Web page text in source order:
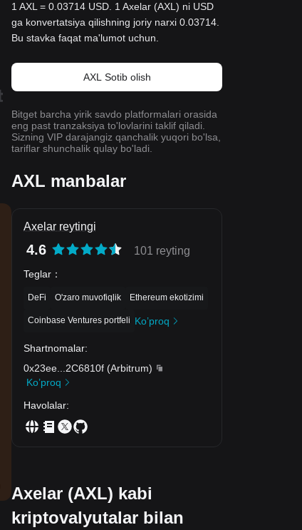
1 AXL = 0.03714 USD. 1 Axelar (AXL) ni USD
ga konvertatsiya qilishning joriy narxi 0.03714.
Bu stavka faqat ma'lumot uchun.
AXL Sotib olish
Bitget barcha yirik savdo platformalari orasida
eng past tranzaksiya to'lovlarini taklif qiladi.
Sizning VIP darajangiz qanchalik yuqori bo'lsa,
tariflar shunchalik qulay bo'ladi.
AXL manbalar
Axelar reytingi
4.6 101 reyting
Teglar ：
DeFi O'zaro muvofiqlik Ethereum ekotizimi
Coinbase Ventures portfeli Ko’proq
Shartnomalar:
0x23ee
2C6810f (Arbitrum)
Ko’proq
Havolalar:
Axelar (AXL) kabi
kriptovalyutalar bilan